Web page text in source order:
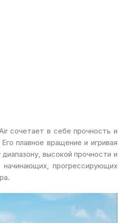
сочетает в себе прочность и
плавное вращение и игривая
высокой прочности и
прогрессирующих